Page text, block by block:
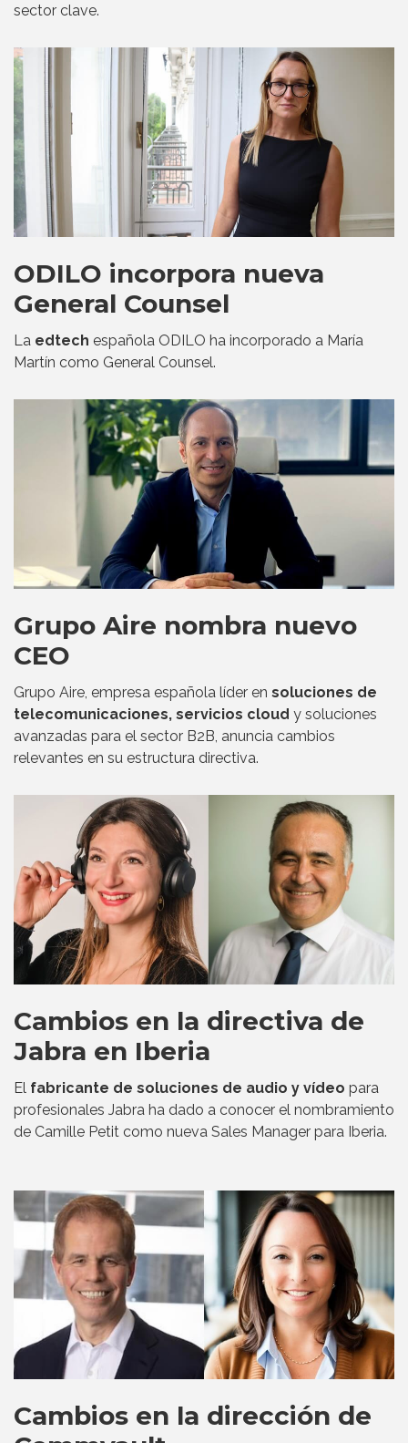
sector clave.
ODILO incorpora nueva
General Counsel
La edtech española ODILO ha incorporado a María
Martín como General Counsel.
Grupo Aire nombra nuevo
CEO
Grupo Aire, empresa española líder en soluciones de
telecomunicaciones, servicios cloud y soluciones
avanzadas para el sector B2B, anuncia cambios
relevantes en su estructura directiva.
Cambios en la directiva de
Jabra en Iberia
El fabricante de soluciones de audio y vídeo para
profesionales Jabra ha dado a conocer el nombramiento
de Camille Petit como nueva Sales Manager para Iberia.
Cambios en la dirección de